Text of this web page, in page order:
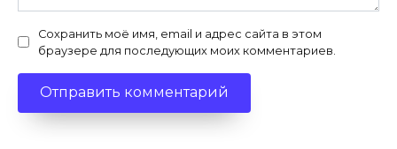
Сохранить моё имя, email и адрес сайта в этом
браузере для последующих моих комментариев.